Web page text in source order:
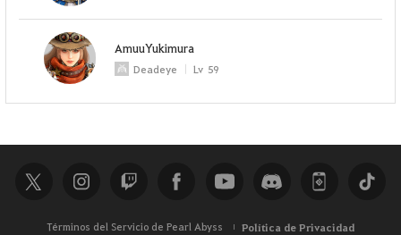
AmuuYukimura
Deadeye Lv 59
Términos del Servicio de Pearl Abyss Política de Privacidad